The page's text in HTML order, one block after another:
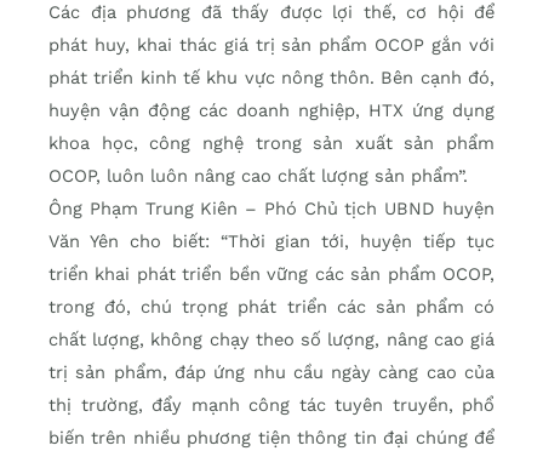
Các địa phương đã thấy được lợi thế, cơ hội để
phát huy, khai thác giá trị sản phẩm OCOP gắn với
phát triển kinh tế khu vực nông thôn. Bên cạnh đó,
huyện vận động các doanh nghiệp, HTX ứng dụng
khoa học, công nghệ trong sản xuất sản phẩm
OCOP, luôn luôn nâng cao chất lượng sản phẩm”.
Ông Phạm Trung Kiên – Phó Chủ tịch UBND huyện
Văn Yên cho biết: “Thời gian tới, huyện tiếp tục
triển khai phát triển bền vững các sản phẩm OCOP,
trong đó, chú trọng phát triển các sản phẩm có
chất lượng, không chạy theo số lượng, nâng cao giá
trị sản phẩm, đáp ứng nhu cầu ngày càng cao của
thị trường, đẩy mạnh công tác tuyên truyền, phổ
biến trên nhiều phương tiện thông tin đại chúng để